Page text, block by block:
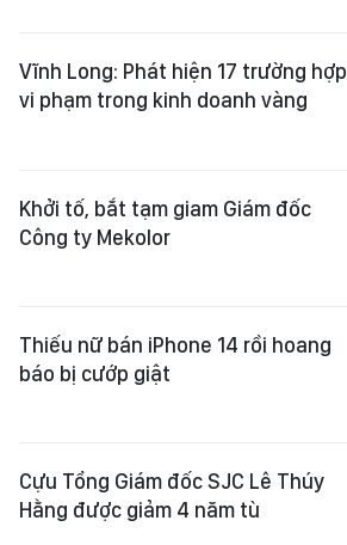
Vĩnh Long: Phát hiện 17 trường hợp
vi phạm trong kinh doanh vàng
Khởi tố, bắt tạm giam Giám đốc
Công ty Mekolor
Thiếu nữ bán iPhone 14 rồi hoang
báo bị cướp giật
Cựu Tổng Giám đốc SJC Lê Thúy
Hằng được giảm 4 năm tù